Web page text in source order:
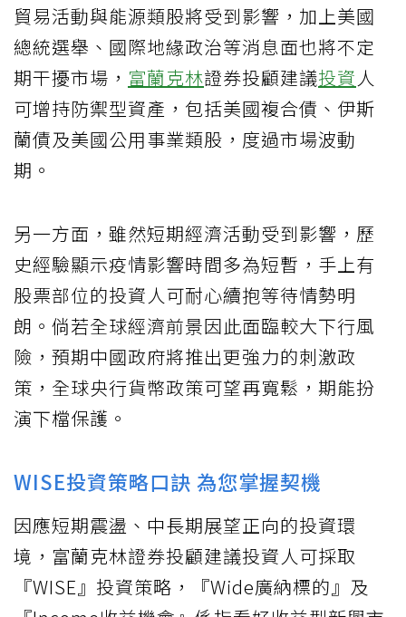
貿易活動與能源類股將受到影響，加上美國
總統選舉、國際地緣政治等消息面也將不定
期干擾市場， 富蘭克林證券投顧建議投資人
可增持防禦型資產，包括美國複合債、伊斯
蘭債及美國公用事業類股，度過市場波動
期。
另一方面，雖然短期經濟活動受到影響，歷
史經驗顯示疫情影響時間多為短暫，手上有
股票部位的投資人可耐心續抱等待情勢明
朗。倘若全球經濟前景因此面臨較大下行風
險，預期中國政府將推出更強力的刺激政
策，全球央行貨幣政策可望再寬鬆，期能扮
演下檔保護。
WISE投資策略口訣 為您掌握契機
因應短期震盪、中長期展望正向的投資環
境，富蘭克林證券投顧建議投資人可採取
『WISE』投資策略，『Wide廣納標的』及